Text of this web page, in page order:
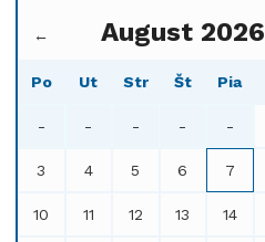
← August 2026
Po Ut Str Št Pia
- - - - -
3 4 5 6 7
10 11 12 13 14